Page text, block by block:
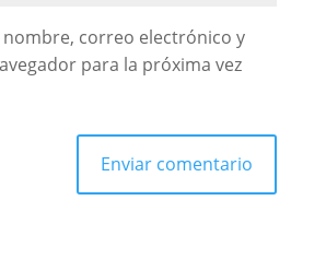
correo electrónico y
para la próxima vez